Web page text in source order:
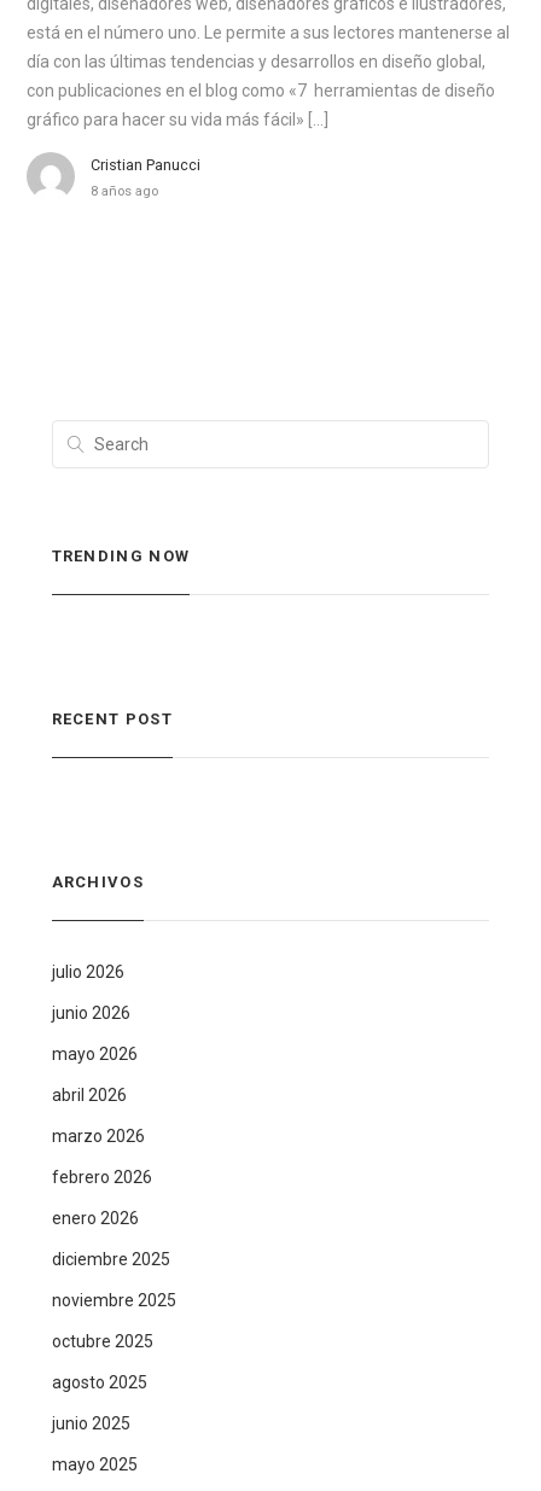
está en el número uno. Le permite a sus lectores mantenerse al
día con las últimas tendencias y desarrollos en diseño global,
con publicaciones en el blog como «7 herramientas de diseño
gráfico para hacer su vida más fácil» […]
Cristian Panucci
8 años ago
TRENDING NOW
RECENT POST
ARCHIVOS
julio 2026
junio 2026
mayo 2026
abril 2026
marzo 2026
febrero 2026
enero 2026
diciembre 2025
noviembre 2025
octubre 2025
agosto 2025
junio 2025
mayo 2025